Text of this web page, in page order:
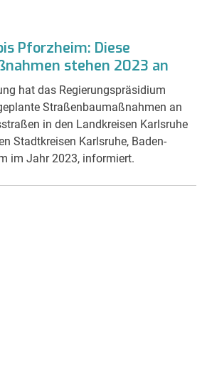
Pforzheim: Diese
stehen 2023 an
hat das Regierungspräsidium
Straßenbaumaßnahmen an
in den Landkreisen Karlsruhe
Stadtkreisen Karlsruhe, Baden-
im Jahr 2023, informiert.